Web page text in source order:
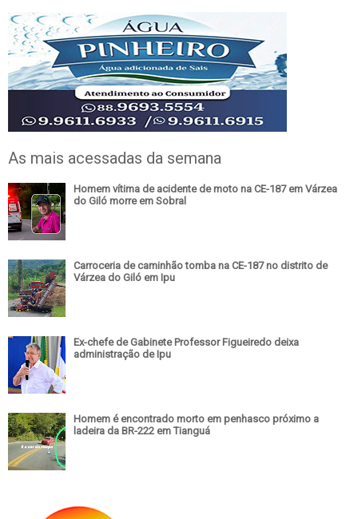
As mais acessadas da semana
Homem vítima de acidente de moto na CE-187 em Várzea
do Giló morre em Sobral
Carroceria de caminhão tomba na CE-187 no distrito de
Várzea do Giló em Ipu
Ex-chefe de Gabinete Professor Figueiredo deixa
administração de Ipu
Homem é encontrado morto em penhasco próximo a
ladeira da BR-222 em Tianguá